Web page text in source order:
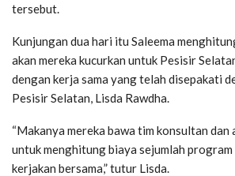
tersebut.
Kunjungan dua hari itu Saleema
akan mereka kucurkan untuk Pesisir
dengan kerja sama yang telah disepakati
Pesisir Selatan, Lisda Rawdha.
“Makanya mereka bawa tim konsultan dan
untuk menghitung biaya sejumlah
kerjakan bersama,” tutur Lisda.